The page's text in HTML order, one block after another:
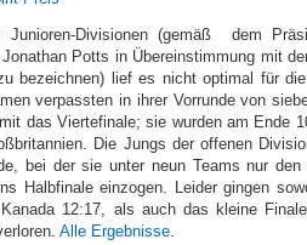
Junioren-Divisionen (gemäß dem
Jonathan Potts in Übereinstimmung mit
zu bezeichnen) lief es nicht optimal für
verpassten in ihrer Vorrunde von
das Viertefinale; sie wurden am Ende
Die Jungs der offenen
bei der sie unter neun Teams nur
Halbfinale einzogen. Leider gingen
12:17, als auch das kleine
Alle Ergebnisse.